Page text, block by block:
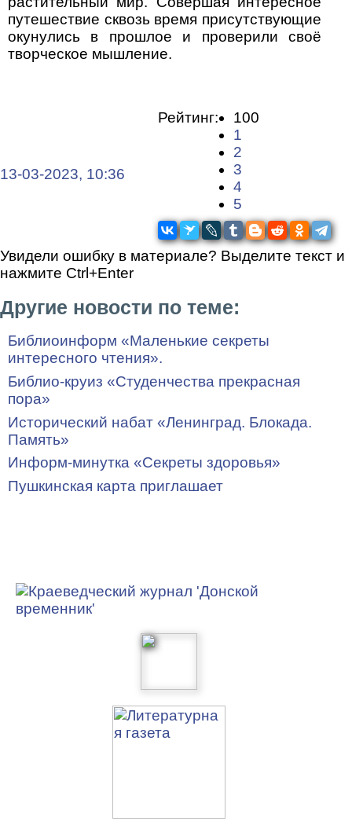
путешествие сквозь время присутствующие
окунулись в прошлое и проверили своё
творческое мышление.
13-03-2023, 10:36
Рейтинг:
100
1
2
3
4
5
Увидели ошибку в материале? Выделите текст и
нажмите Ctrl+Enter
Другие новости по теме:
Библиоинформ «Маленькие секреты
интересного чтения».
Библио-круиз «Студенчества прекрасная
пора»
Исторический набат «Ленинград. Блокада.
Память»
Информ-минутка «Секреты здоровья»
Пушкинская карта приглашает